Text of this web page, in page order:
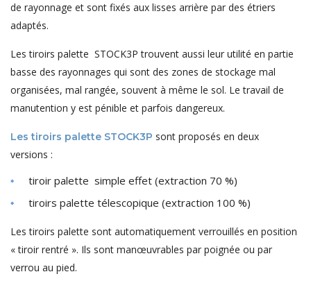
de rayonnage et sont fixés aux lisses arrière par des étriers
adaptés.
Les tiroirs palette STOCK3P trouvent aussi leur utilité en partie
basse des rayonnages qui sont des zones de stockage mal
organisées, mal rangée, souvent à même le sol. Le travail de
manutention y est pénible et parfois dangereux.
Les tiroirs palette STOCK3P sont proposés en deux
versions :
tiroir palette simple effet (extraction 70 %)
tiroirs palette télescopique (extraction 100 %)
Les tiroirs palette sont automatiquement verrouillés en position
« tiroir rentré ». Ils sont manœuvrables par poignée ou par
verrou au pied.